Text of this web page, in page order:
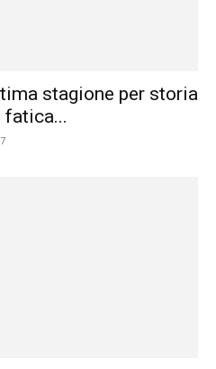
stagione per storia
fatica...